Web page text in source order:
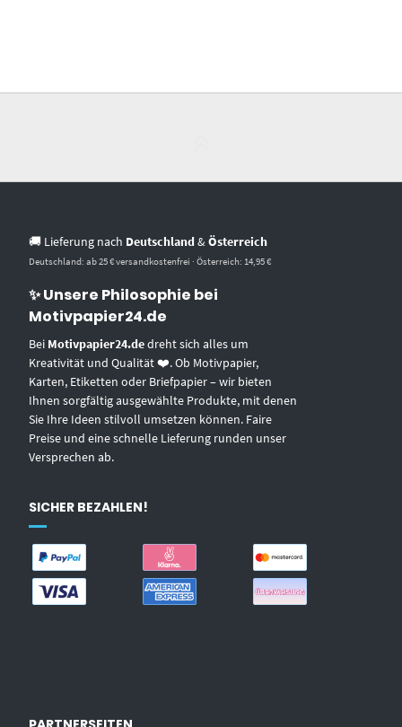
🚚 Lieferung nach Deutschland &Österreich
Deutschland: ab 25 € versandkostenfrei · Österreich: 14,95 €
✨ Unsere Philosophie bei
Motivpapier24.de
Bei Motivpapier24.dedreht sich alles um
Kreativität und Qualität ❤️. Ob Motivpapier,
Karten, Etiketten oder Briefpapier – wir bieten
Ihnen sorgfältig ausgewählte Produkte, mit denen
Sie Ihre Ideen stilvoll umsetzen können. Faire
Preise und eine schnelle Lieferung runden unser
Versprechen ab.
SICHER BEZAHLEN!